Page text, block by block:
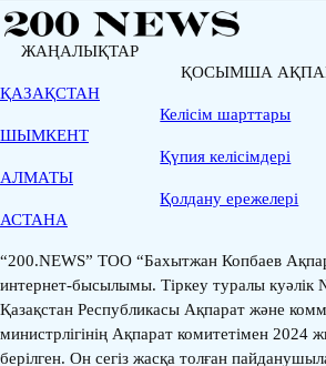
ЖАҢАЛЫҚТАР
ҚАЗАҚСТАН
ШЫМКЕНТ
АЛМАТЫ
АСТАНА
ҚОСЫМША
Келісім шарттары
Қүпия келісімдері
Қолдану ережелері
“200.NEWS” ТОО “Бахытжан Копбаев
интернет-бысылымы. Тіркеу туралы
Қазақстан Республикасы Ақпарат және
министрлігінің Ақпарат комитетімен 2024
берілген. Он сегіз жасқа толған